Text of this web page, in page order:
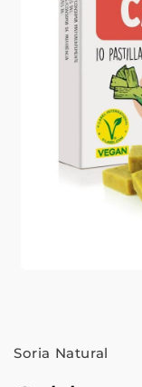
modal
Soria Natural